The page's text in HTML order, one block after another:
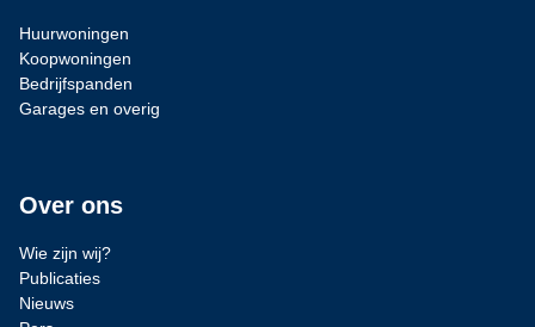
Huurwoningen
Koopwoningen
Bedrijfspanden
Garages en overig
Over ons
Wie zijn wij?
Publicaties
Nieuws